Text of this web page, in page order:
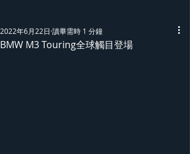
BMW M3 Touring全球觸目登場
2022年6月22日 讀畢需時 1 分鐘